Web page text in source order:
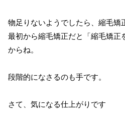
物足りないようでしたら、縮毛矯
最初から縮毛矯正だと「縮毛矯正
からね。
段階的になさるのも手です。
さて、気になる仕上がりです